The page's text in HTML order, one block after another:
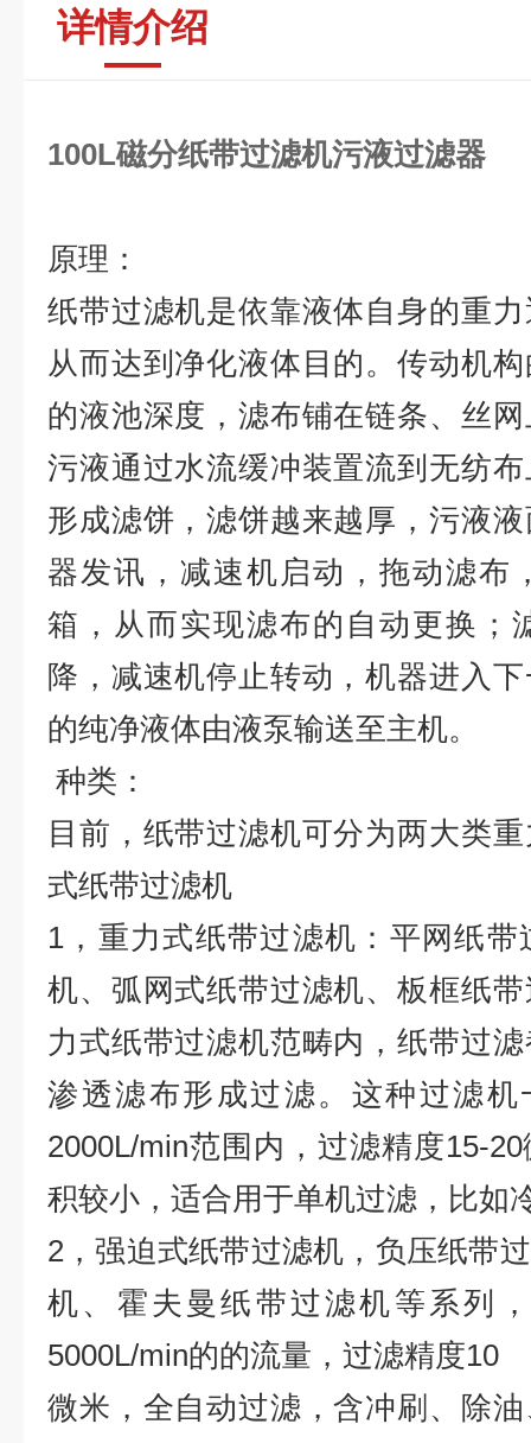
详情介绍
100L磁分纸带过滤机污液过滤器
原理：
纸带过滤机是依靠液体自身的重
从而达到净化液体目的。传动机
的液池深度，滤布铺在链条、丝
污液通过水流缓冲装置流到无纺
形成滤饼，滤饼越来越厚，污液
器发讯，减速机启动，拖动滤布
箱，从而实现滤布的自动更换；
降，减速机停止转动，机器进入
的纯净液体由液泵输送至主机。
种类：
目前，纸带过滤机可分为两大类
式纸带过滤机
1，重力式纸带过滤机：平网纸
机、弧网式纸带过滤机、板框纸
力式纸带过滤机范畴内，纸带过
渗透滤布形成过滤。这种过滤机
2000L/min范围内，过滤精度15-
积较小，适合用于单机过滤，比如
2，强迫式纸带过滤机，负压纸带
机、霍夫曼纸带过滤机等系列
5000L/min的的流量，过滤精度10
微米，全自动过滤，含冲刷、除